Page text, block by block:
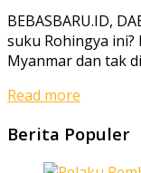
BEBASBARU.ID,
suku Rohingya ini?
Myanmar dan tak
Read more
Berita Populer